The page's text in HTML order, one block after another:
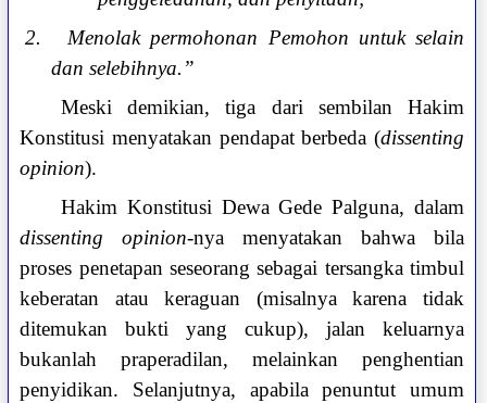
2.
Menolak permohonan Pemohon untuk selain
dan selebihnya.”
Meski demikian, tiga dari sembilan Hakim
Konstitusi menyatakan pendapat berbeda (dissenting
opinion).
Hakim Konstitusi Dewa Gede Palguna, dalam
dissenting opinion-nya menyatakan bahwa bila
proses penetapan seseorang sebagai tersangka timbul
keberatan atau keraguan (misalnya karena tidak
ditemukan bukti yang cukup), jalan keluarnya
bukanlah praperadilan, melainkan penghentian
penyidikan. Selanjutnya, apabila penuntut umum